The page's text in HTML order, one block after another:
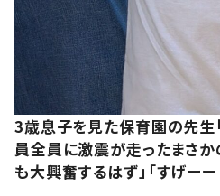
3歳息子を見た保育園の先生
員全員に激震が走ったまさ
も大興奮するはず」「すげーー！